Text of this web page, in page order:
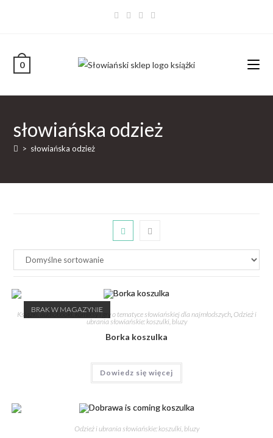
0
słowiańska odzież
> słowiańska odzież
BRAK W MAGAZYNIE
Książki, audiobooki, komiksy i gry o tematyce słowiańskiej dla najmłodszych, Odzież i
ubrania słowiańskie: koszulki, bluzy
Borka koszulka
Dowiedz się więcej
Odzież i ubrania słowiańskie: koszulki, bluzy